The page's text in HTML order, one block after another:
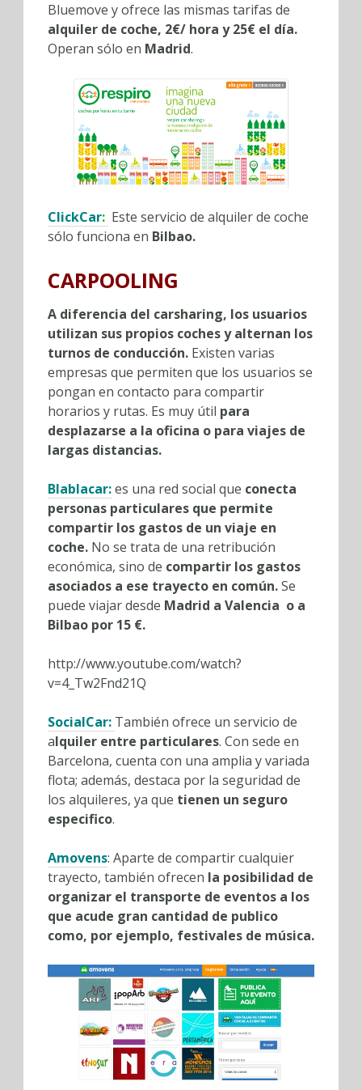
Bluemove y ofrece las mismas tarifas de
alquiler de coche, 2€/ hora y 25€ el día.
Operan sólo en Madrid.
ClickCar: Este servicio de alquiler de coche
sólo funciona en Bilbao.
CARPOOLING
A diferencia del carsharing, los usuarios
utilizan sus propios coches y alternan los
turnos de conducción. Existen varias
empresas que permiten que los usuarios se
pongan en contacto para compartir
horarios y rutas. Es muy útil para
desplazarse a la oficina o para viajes de
largas distancias.
Blablacar:es una red social que conecta
personas particulares que permite
compartir los gastos de un viaje en
coche. No se trata de una retribución
económica, sino de compartir los gastos
asociados a ese trayecto en común.Se
puede viajar desde Madrid a Valencia o a
Bilbao por 15 €.
http://www.youtube.com/watch?
v=4_Tw2Fnd21Q
SocialCar: También ofrece un servicio de
alquiler entre particulares. Con sede en
Barcelona, cuenta con una amplia y variada
flota; además, destaca por la seguridad de
los alquileres, ya que tienen un seguro
especifico.
Amovens: Aparte de compartir cualquier
trayecto, también ofrecen la posibilidad de
organizar el transporte de eventos a los
que acude gran cantidad de publico
como, por ejemplo, festivales de música.